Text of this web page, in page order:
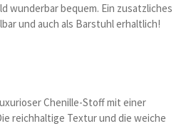
wunderbar bequem. Ein zusatzliches
und auch als Barstuhl erhaltlich!
Chenille-Stoff mit einer
reichhaltige Textur und die weiche